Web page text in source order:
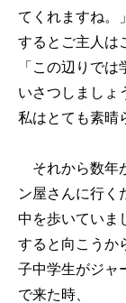
てくれますね。」
するとご主人は
「この辺りで
いさつしましょ
私はとても素晴
それから数年
ン屋さんに行く
中を歩いていま
すると向こうか
子中学生がジャ
で来た時、